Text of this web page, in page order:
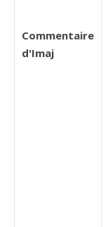
Commentaire
d'Imaj